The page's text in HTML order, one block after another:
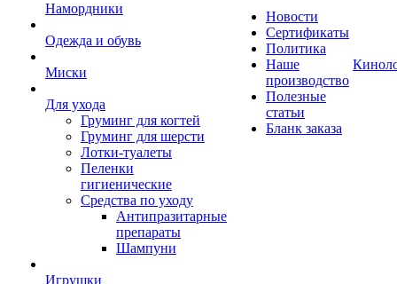
Намордники
Одежда и обувь
Миски
Для ухода
Груминг для когтей
Груминг для шерсти
Лотки-туалеты
Пеленки
гигиенические
Средства по уходу
Антипразитарные
препараты
Шампуни
Игрушки
Новости
Сертификаты
Политика
Наше
производство
Полезные
статьи
Бланк заказа